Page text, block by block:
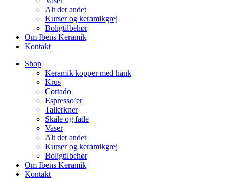
Alt det andet
Kurser og keramikgrej
Boligtilbehør
Om Ibens Keramik
Kontakt
Shop
Keramik kopper med hank
Krus
Cortado
Espresso’er
Tallerkner
Skåle og fade
Vaser
Alt det andet
Kurser og keramikgrej
Boligtilbehør
Om Ibens Keramik
Kontakt